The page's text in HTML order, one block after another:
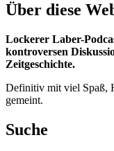
Über diese
Lockerer Laber-
kontroversen
Zeitgeschichte.
Definitiv mit viel Spaß,
gemeint.
Suche